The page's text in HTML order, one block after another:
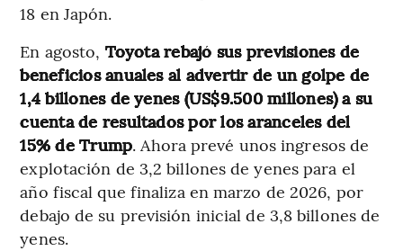
18 en Japón.
En agosto, Toyota rebajó sus previsiones de
beneficios anuales al advertir de un golpe de
1,4 billones de yenes (US$9.500 millones) a su
cuenta de resultados por los aranceles del
15% de Trump. Ahora prevé unos ingresos de
explotación de 3,2 billones de yenes para el
año fiscal que finaliza en marzo de 2026, por
debajo de su previsión inicial de 3,8 billones de
yenes.